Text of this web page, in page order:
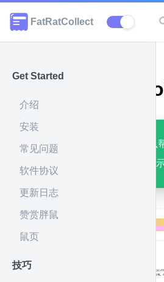
FatRatCollect
Get Started
介绍
安装
常见问题
软件协议
更新日志
赞赏胖鼠
鼠页
技巧
自动标签
AutoTags自动标签可以
自动添加标签、下面展